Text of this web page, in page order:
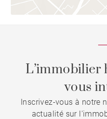
L’immobilier
vous
Inscrivez-vous à notre
actualité sur